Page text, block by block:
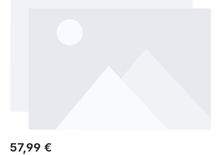
Regulärer Preis:
57,99 €